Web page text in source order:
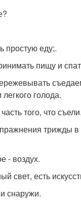
простую еду;.
пищу и
голода.
того, что съели.
трижды в
- воздух.
свет, есть
снаружи.